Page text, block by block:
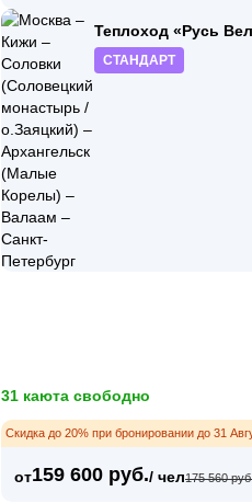
Теплоход «Русь
СТАНДАРТ
31 каюта свободно
Скидка до 20% при бронировании до 31
от159 600 руб./ чел175 560